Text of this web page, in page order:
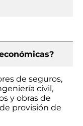
de seguros,
civil,
y obras de
provisión de